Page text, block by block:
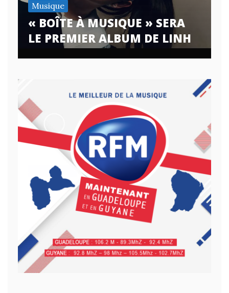
Musique
« BOÎTE À MUSIQUE » SERA
LE PREMIER ALBUM DE LINH